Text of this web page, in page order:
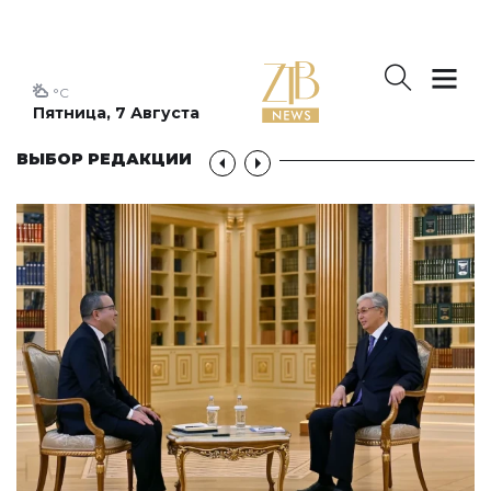
Пятница, 7 Августа
°C
ВЫБОР РЕДАКЦИИ